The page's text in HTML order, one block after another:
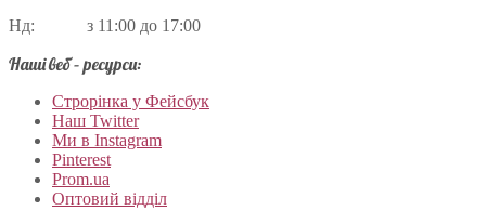
Нд: з 11:00 до 17:00
Наші веб – ресурси:
Строрінка у Фейсбук
Наш Twitter
Ми в Instagram
Pinterest
Prom.ua
Оптовий відділ